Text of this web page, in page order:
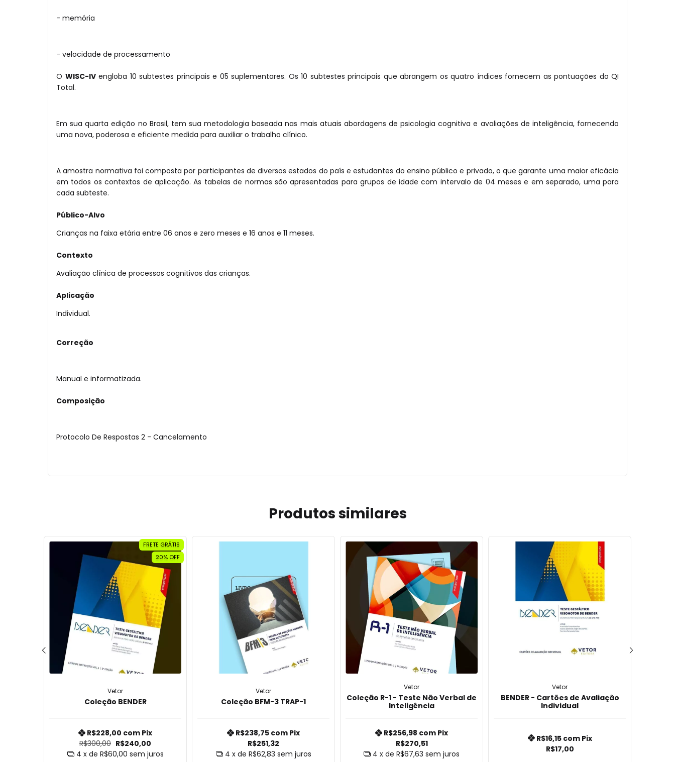
- memória
- velocidade de processamento
O WISC-IVengloba 10 subtestes principais e 05 suplementares. Os 10 subtestes principais que abrangem os quatro índices fornecem as pontuações do QI
Total.
Em sua quarta edição no Brasil, tem sua metodologia baseada nas mais atuais abordagens de psicologia cognitiva e avaliações de inteligência, fornecendo
uma nova, poderosa e eficiente medida para auxiliar o trabalho clínico.
A amostra normativa foi composta por participantes de diversos estados do país e estudantes do ensino público e privado, o que garante uma maior eficácia
em todos os contextos de aplicação. As tabelas de normas são apresentadas para grupos de idade com intervalo de 04 meses e em separado, uma para
cada subteste.
Público-Alvo
Crianças na faixa etária entre 06 anos e zero meses e 16 anos e 11 meses.
Contexto
Avaliação clínica de processos cognitivos das crianças.
Aplicação
Individual.
Correção
Manual e informatizada.
Composição
Protocolo De Respostas 2 - Cancelamento
Produtos similares
FRETE GRÁTIS
20% OFF
Vetor
Coleção BENDER
R$300,00 R$240,00
R$228,00 com Pix
4 x de R$60,00 sem juros
Vetor
Coleção BFM-3 TRAP-1
R$251,32
R$238,75 com Pix
4 x de R$62,83 sem juros
Vetor
Coleção R-1 - Teste Não Verbal de
Inteligência
R$270,51
R$256,98 com Pix
4 x de R$67,63 sem juros
Vetor
BENDER - Cartões de Avaliação
Individual
R$17,00
R$16,15 com Pix